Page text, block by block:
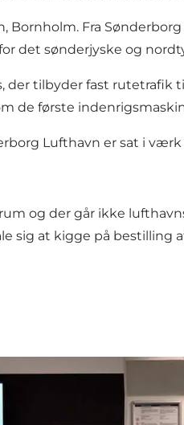
Fra
det sønderjyske og
der tilbyder fast rutetrafik
de første
Lufthavn er sat i
og der går ikke
sig at kigge på bestilling